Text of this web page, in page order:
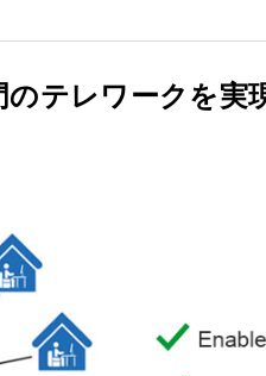
のテレワークを実